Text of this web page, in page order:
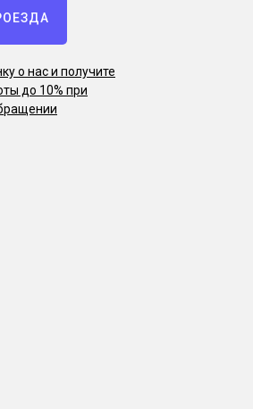
о нас и получите
до 10% при